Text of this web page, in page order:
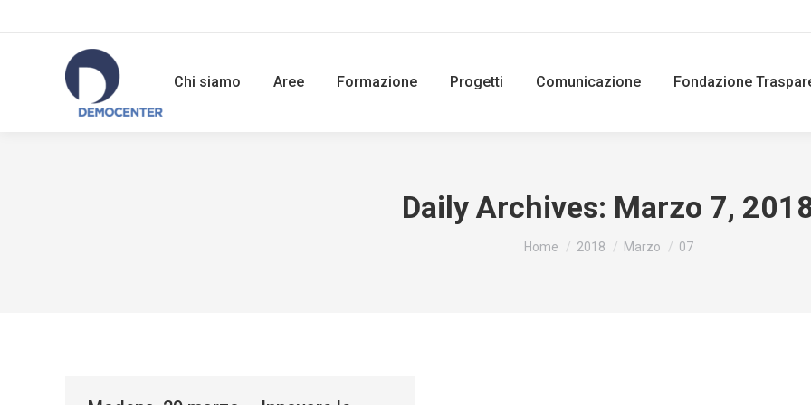
Chi siamo Aree Formazione Progetti Comunicazione Fondazione
Daily Archives: Marzo 7,
You are here:
Home 2018 Marzo 07